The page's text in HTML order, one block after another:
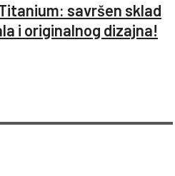
savršen sklad
i originalnog dizajna!